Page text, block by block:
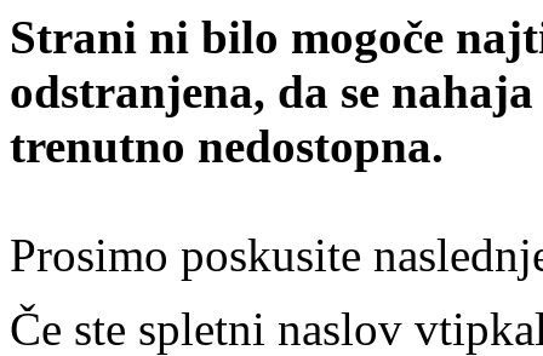
Strani ni bilo mogoče
odstranjena, da se
trenutno nedostopna.
Prosimo poskusite
Če ste spletni naslov